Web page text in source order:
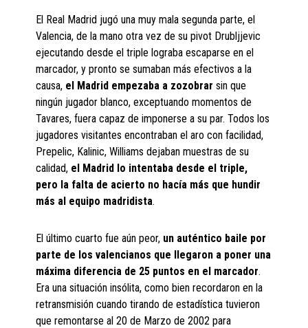
El Real Madrid jugó una muy mala segunda parte, el
Valencia, de la mano otra vez de su pivot Drubljjevic
ejecutando desde el triple lograba escaparse en el
marcador, y pronto se sumaban más efectivos a la
causa, el Madrid empezaba a zozobrar sin que
ningún jugador blanco, exceptuando momentos de
Tavares, fuera capaz de imponerse a su par. Todos los
jugadores visitantes encontraban el aro con facilidad,
Prepelic, Kalinic, Williams dejaban muestras de su
calidad, el Madrid lo intentaba desde el triple,
pero la falta de acierto no hacía más que hundir
más al equipo madridista.
El último cuarto fue aún peor, un auténtico baile por
parte de los valencianos que llegaron a poner una
máxima diferencia de 25 puntos en el marcador.
Era una situación insólita, como bien recordaron en la
retransmisión cuando tirando de estadística tuvieron
que remontarse al 20 de Marzo de 2002 para